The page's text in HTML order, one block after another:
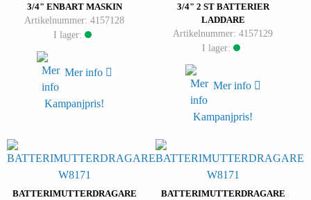
3/4" ENBART MASKIN
Artikelnummer: 4157128
I lager:
Mer info
Kampanjpris!
3/4" 2 ST BATTERIER
LADDARE
Artikelnummer: 4157129
I lager:
Mer info
Kampanjpris!
BATTERIMUTTERDRAGARE
BATTERIMUTTERDRAGARE